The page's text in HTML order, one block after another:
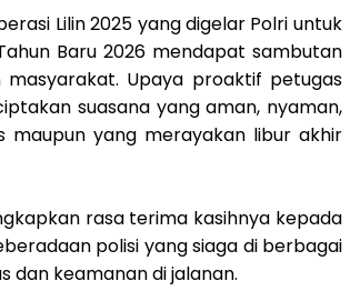
Lilin 2025 yang digelar Polri untuk
Baru 2026 mendapat sambutan
Upaya proaktif petugas
suasana yang aman, nyaman,
yang merayakan libur akhir
rasa terima kasihnya kepada
polisi yang siaga di berbagai
dan keamanan di jalanan.